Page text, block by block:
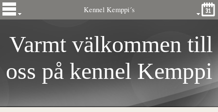
Kennel Kemppi´s
Varmt välkommen till
oss på kennel Kemppi
´s